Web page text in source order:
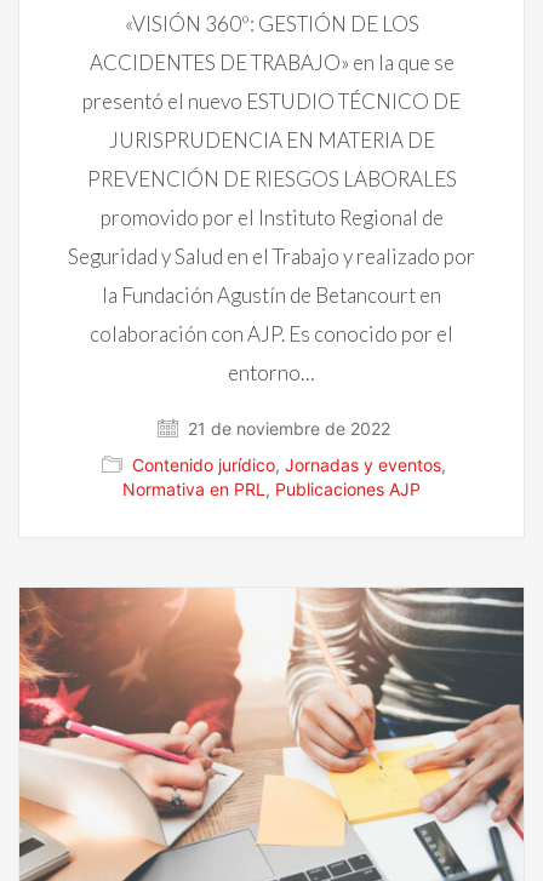
«VISIÓN 360º: GESTIÓN DE LOS
ACCIDENTES DE TRABAJO» en la que se
presentó el nuevo ESTUDIO TÉCNICO DE
JURISPRUDENCIA EN MATERIA DE
PREVENCIÓN DE RIESGOS LABORALES
promovido por el Instituto Regional de
Seguridad y Salud en el Trabajo y realizado por
la Fundación Agustín de Betancourt en
colaboración con AJP. Es conocido por el
entorno…
21 de noviembre de 2022
Contenido jurídico, Jornadas y eventos,
Normativa en PRL , Publicaciones AJP